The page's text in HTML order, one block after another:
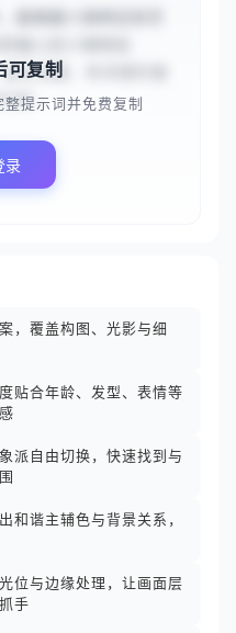
容清癯，有深邃的皱
忧郁，...
可复制
提示词并免费复制
录
，覆盖构图、光影与细
贴合年龄、发型、表情等
派自由切换，快速找到与
和谐主辅色与背景关系，
位与边缘处理，让画面层
手